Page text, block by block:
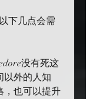
下几点会需
没有死这
以外的人知
，也可以提升